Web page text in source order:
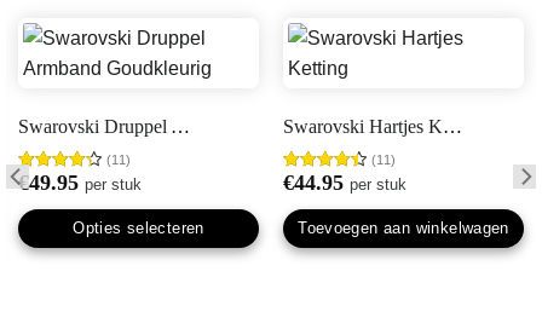
Swarovski Druppel Armband Goudkleurig
Gewaardeerd
5
(11)
€49.95 per stuk
Opties selecteren
Dit
Swarovski Hartjes Ketting
Gewaardeerd
uit 5
(11)
€44.95 per stuk
Toevoegen aan winkelwagen